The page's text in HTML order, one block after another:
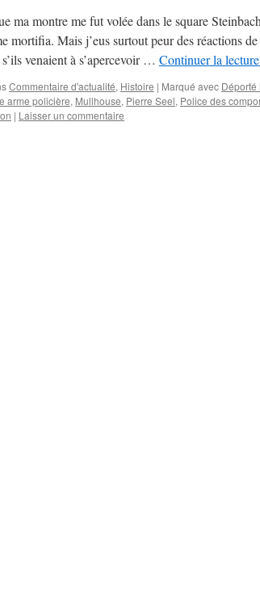
ma montre me fut volée dans le square
mortifia. Mais j’eus surtout peur des réactions
venaient à s’apercevoir … Continuer la lecture
Commentaire d'actualité, Histoire | Marqué avec Déporté
arme policière, Mullhouse, Pierre Seel, Police des
| Laisser un commentaire